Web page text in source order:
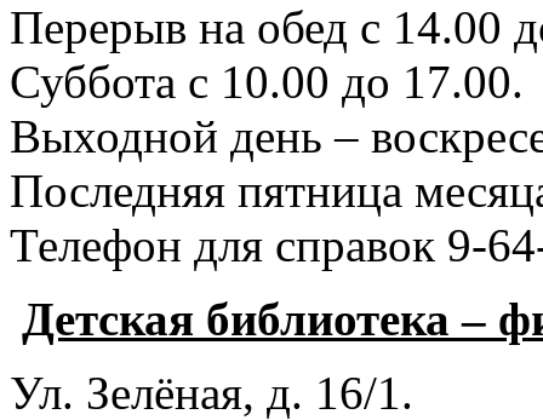
Перерыв на обед с 14.00
Суббота с 10.00 до 17.00.
Выходной день –
Последняя пятница
Телефон для справок 9-
Детская библиотека –
Ул. Зелёная, д. 16/1.